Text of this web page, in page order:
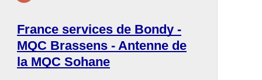
France services de Bondy -
MQC Brassens - Antenne de
la MQC Sohane